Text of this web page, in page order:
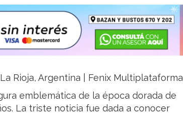
Rioja, Argentina | Fenix Multiplataforma
emblemática de la época dorada de
La triste noticia fue dada a conocer